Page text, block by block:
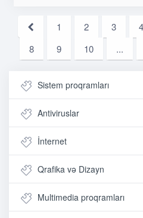
1 2 3 4
8
9 10 ...
Sistem proqramları
Antiviruslar
İnternet
Qrafika və Dizayn
Multimedia proqramları